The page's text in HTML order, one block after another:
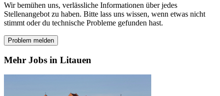
Wir bemühen uns, verlässliche Informationen über jedes
Stellenangebot zu haben. Bitte lass uns wissen, wenn etwas nicht
stimmt oder du technische Probleme gefunden hast.
Problem melden
Mehr Jobs in Litauen